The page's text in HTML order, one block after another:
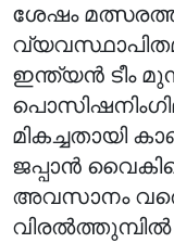
ശേഷം
ഇന്ത്യൻ ടീം
മികച്ചതായി
ജപ്പാൻ
അവസാനം
വിരൽത്തുമ്പിൽ